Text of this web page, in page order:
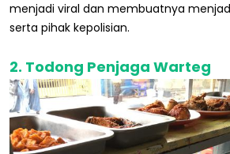
menjadi viral dan membuatnya
serta pihak kepolisian.
2. Todong Penjaga Warteg